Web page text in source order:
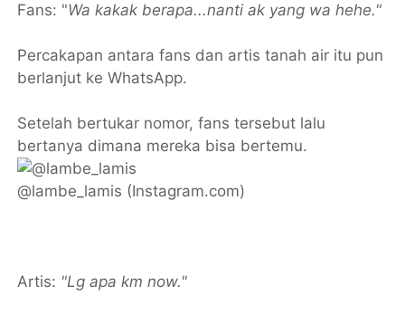
Fans: "Wa kakak berapa...nanti ak yang wa hehe."
Percakapan antara fans dan artis tanah air itu pun
berlanjut ke WhatsApp.
Setelah bertukar nomor, fans tersebut lalu
bertanya dimana mereka bisa bertemu.
@lambe_lamis (Instagram.com)
Artis: "Lg apa km now."